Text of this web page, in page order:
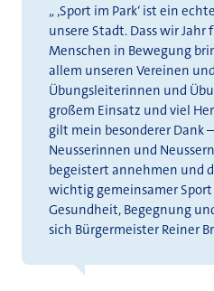
„ ‚Sport im Park‘ ist ein
unsere Stadt. Dass wir Jahr
Menschen in Bewegung
allem unseren Vereinen
Übungsleiterinnen und
großem Einsatz und viel
gilt mein besonderer Dank
Neusserinnen und
begeistert annehmen und
wichtig gemeinsamer
Gesundheit, Begegnung
sich Bürgermeister Reiner